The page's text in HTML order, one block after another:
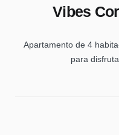
Vibes
Apartamento de 4
para